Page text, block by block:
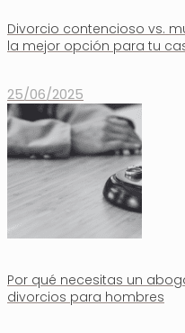
Divorcio contencioso vs.
la mejor opción para tu
25/06/2025
Por qué necesitas un
divorcios para hombres